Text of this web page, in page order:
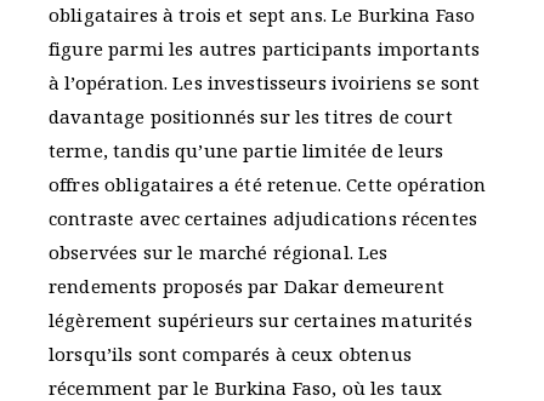
obligataires à trois et sept ans. Le Burkina Faso
figure parmi les autres participants importants
à l’opération. Les investisseurs ivoiriens se sont
davantage positionnés sur les titres de court
terme, tandis qu’une partie limitée de leurs
offres obligataires a été retenue. Cette opération
contraste avec certaines adjudications récentes
observées sur le marché régional. Les
rendements proposés par Dakar demeurent
légèrement supérieurs sur certaines maturités
lorsqu’ils sont comparés à ceux obtenus
récemment par le Burkina Faso, où les taux